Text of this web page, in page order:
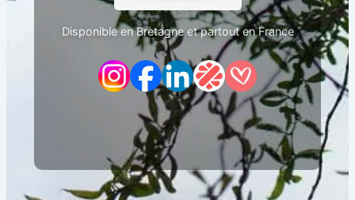
Disponible en Bretagne et partout en France